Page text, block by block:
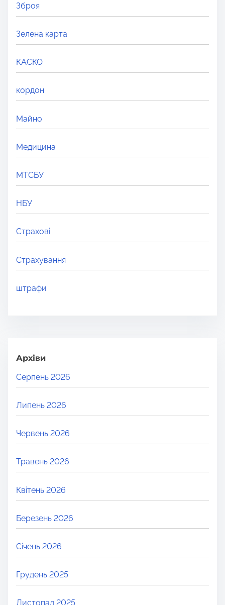
Зброя
Зелена карта
КАСКО
кордон
Майно
Медицина
МТСБУ
НБУ
Страхові
Страхування
штрафи
Архіви
Серпень 2026
Липень 2026
Червень 2026
Травень 2026
Квітень 2026
Березень 2026
Січень 2026
Грудень 2025
Листопад 2025